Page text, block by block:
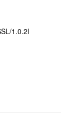
1.0.2l